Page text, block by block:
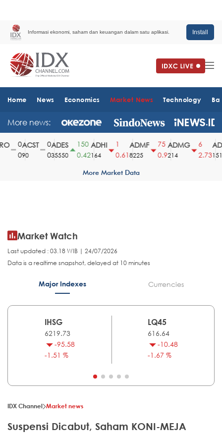
Informasi ekonomi, saham dan keuangan dalam satu aplikasi. Install
Home News Economics Market News Technology
More news:
ACST
90
ADES
35550
150
0.42
ADHI
164
0.61
ADMF
8225
75
0.9
ADMG
214
2.731510
More Market Data
Market Watch
Last updated : 03.18 WIB | 24/07/2026
Data is a realtime snapshot, delayed at 10 minutes
Major Indexes Currencies
IHSG
6219.73
-95.58
-1.51 %
LQ45
616.64
-10.48
-1.67 %
IDX Channel Market news
Suspensi Dicabut, Saham KONI-MEJA